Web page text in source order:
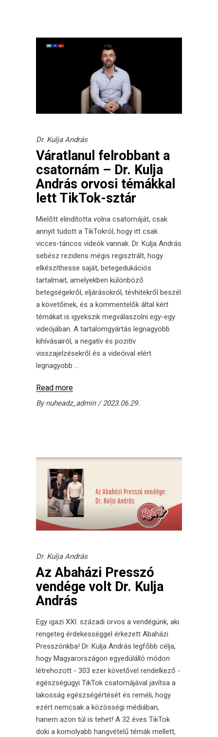
Dr. Kulja András
Váratlanul felrobbant a
csatornám – Dr. Kulja
András orvosi témákkal
lett TikTok-sztár
Mielőtt elindította volna csatornáját, csak
annyit tudott a TikTokról, hogy itt csak
vicces-táncos videók vannak. Dr. Kulja András
sebész rezidens mégis regisztrált, hogy
elkészíthesse saját, betegedukációs
tartalmait, amelyekben különböző
betegségekről, eljárásokról, tévhitekről beszél
a követőinek, és a kommentelők által kért
témákat is igyekszik megválaszolni egy-egy
videójában. A tartalomgyártás legnagyobb
kihívásairól, a negatív és pozitív
visszajelzésekről és a videóival elért
legnagyobb
Read more
Bynuheadz_admin 2023.06.29.
Dr. Kulja András
Az Abaházi Presszó
vendége volt Dr. Kulja
András
Egy igazi XXI. századi orvos a vendégünk, aki
rengeteg érdekességgel érkezett Abaházi
Presszónkba! Dr. Kulja András legfőbb célja,
hogy Magyarországon egyedülálló módon
létrehozott - 303 ezer követővel rendelkező -
egészségügyi TikTok csatornájával javítsa a
lakosság egészségértését és reméli, hogy
ezért nemcsak a közösségi médiában,
hanem azon túl is tehet! A 32 éves TikTok
doki a komolyabb hangvételű témák mellett,